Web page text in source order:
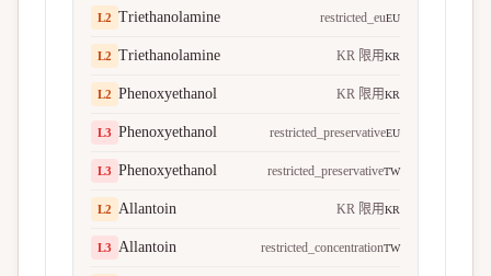
L2 Triethanolamine restricted_euEU
L2 Triethanolamine KR 限用KR
L2 Phenoxyethanol KR 限用KR
L3 Phenoxyethanol restricted_preservativeEU
L3 Phenoxyethanol restricted_preservativeTW
L2 Allantoin KR 限用KR
L3 Allantoin restricted_concentrationTW